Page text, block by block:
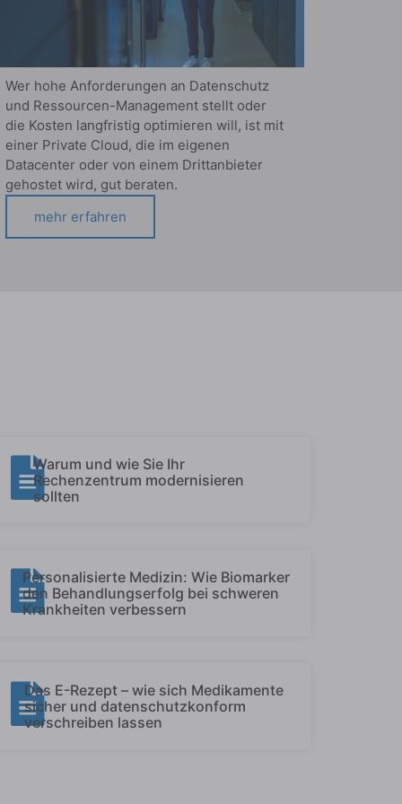
Wer hohe Anforderungen an Datenschutz
und Ressourcen-Management stellt oder
die Kosten langfristig optimieren will, ist mit
einer Private Cloud, die im eigenen
Datacenter oder von einem Drittanbieter
gehostet wird, gut beraten.
mehr erfahren
Warum und wie Sie Ihr
Rechenzentrum modernisieren
sollten
Personalisierte Medizin: Wie Biomarker
den Behandlungserfolg bei schweren
Krankheiten verbessern
Das E-Rezept – wie sich Medikamente
sicher und datenschutzkonform
verschreiben lassen